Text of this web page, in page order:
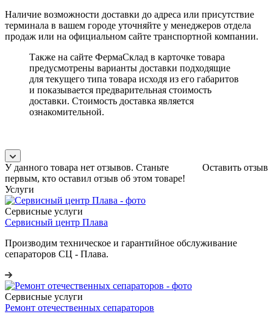
Наличие возможности доставки до адреса или присутствие
терминала в вашем городе уточняйте у менеджеров отдела
продаж или на официальном сайте транспортной компании.
Также на сайте ФермаСклад в карточке товара
предусмотрены варианты доставки подходящие
для текущего типа товара исходя из его габаритов
и показывается предварительная стоимость
доставки. Стоимость доставка является
ознакомительной.
Оставить отзыв
У данного товара нет отзывов. Станьте
первым, кто оставил отзыв об этом товаре!
Услуги
Сервисные услуги
Сервисный центр Плава
Производим техническое и гарантийное обслуживание
сепараторов СЦ - Плава.
Сервисные услуги
Ремонт отечественных сепараторов